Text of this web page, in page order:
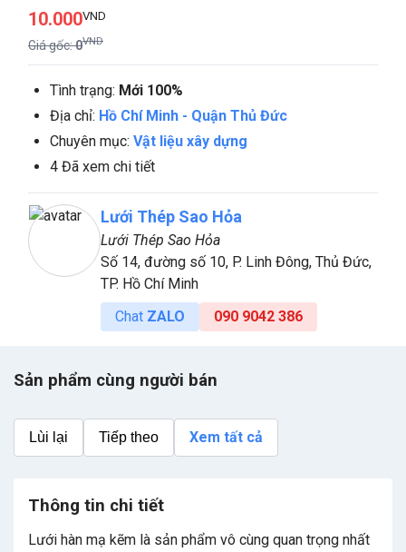
10.000VND
Giá gốc:0VND
Tình trạng: Mới 100%
Địa chỉ: Hồ Chí Minh - Quận Thủ Đức
Chuyên mục: Vật liệu xây dựng
4 Đã xem chi tiết
Lưới Thép Sao Hỏa
Lưới Thép Sao Hỏa
Số 14, đường số 10, P. Linh Đông, Thủ Đức,
TP. Hồ Chí Minh
Chat ZALO 090 9042 386
Sản phẩm cùng người bán
Lùi lại Tiếp theo Xem tất cả
Thông tin chi tiết
Lưới hàn mạ kẽm là sản phẩm vô cùng quan trọng nhất